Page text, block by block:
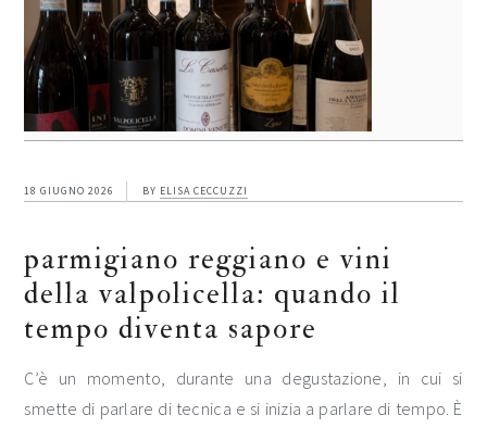
18 GIUGNO 2026 BY ELISA CECCUZZI
parmigiano reggiano e vini
della valpolicella: quando il
tempo diventa sapore
C’è un momento, durante una degustazione, in cui si
smette di parlare di tecnica e si inizia a parlare di tempo. È